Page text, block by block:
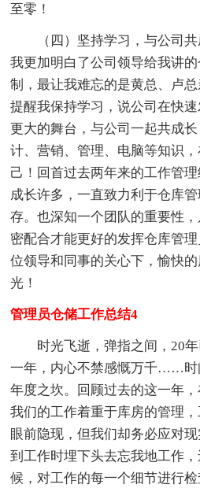
至零！
（四）坚持学习，与公司
我更加明白了公司领导给我讲
制，最让我难忘的是黄总、卢
提醒我保持学习，说公司在快
更大的舞台，与公司一起共成
计、营销、管理、电脑等知识
己！回首过去两年来的工作管
成长许多，一直致力利于仓库
存。也深知一个团队的重要性
密配合才能更好的发挥仓库管
位领导和同事的关心下，愉快
光！
管理员仓储工作总结4
时光飞逝，弹指之间，20
一年，内心不禁感慨万千……时
年度之坎。回顾过去的这一年
我们的工作着重于库房的管理
眼前隐现，但我们却务必应对
到工作时埋下头去忘我地工作
候，对工作的每一个细节进行